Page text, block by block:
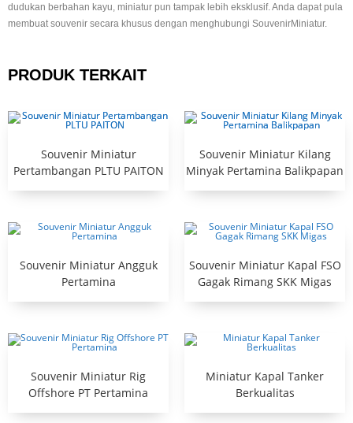
dudukan berbahan kayu, miniatur pun tampak lebih eksklusif. Anda dapat pula
membuat souvenir secara khusus dengan menghubungi SouvenirMiniatur.
PRODUK TERKAIT
Souvenir Miniatur
Pertambangan PLTU PAITON
Souvenir Miniatur Kilang
Minyak Pertamina Balikpapan
Souvenir Miniatur Angguk
Pertamina
Souvenir Miniatur Kapal FSO
Gagak Rimang SKK Migas
Souvenir Miniatur Rig
Offshore PT Pertamina
Miniatur Kapal Tanker
Berkualitas